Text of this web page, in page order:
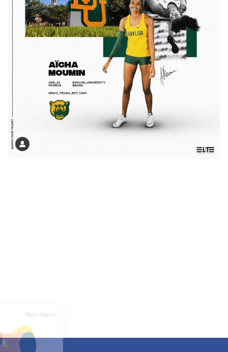
Salut c'est nous..
les cookies !